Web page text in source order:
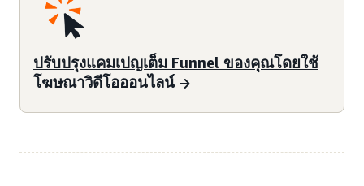
ปรับปรุงแคมเปญเต็ม Funnel ของคุณโดยใช้
โฆษณาวิดีโอออนไลน์